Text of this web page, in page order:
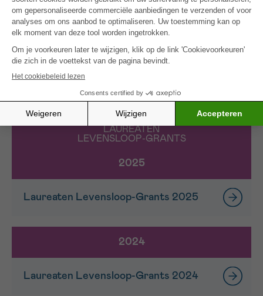
LAUREATEN
LEVENSLOOP-GRANTS
Laureaten Levensloop-Grants 2025
2025
Laureaten Levensloop-Grants 2024
2024